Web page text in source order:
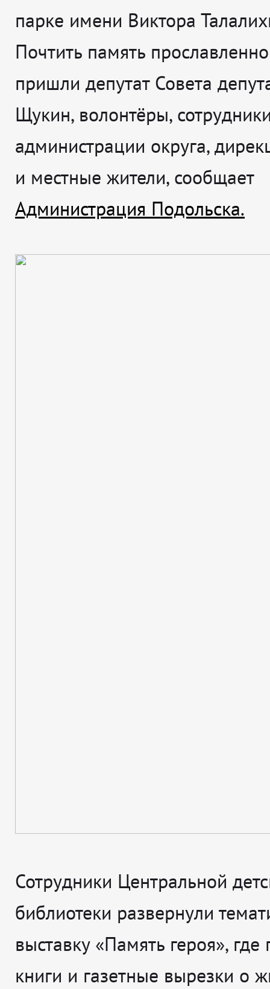
парке имени Виктора
Почтить память
пришли депутат Совета
Щукин, волонтёры,
администрации округа,
и местные жители, сообщает
Администрация Подольска.
Сотрудники Центральной
библиотеки развернули
выставку «Память героя», где
книги и газетные вырезки о